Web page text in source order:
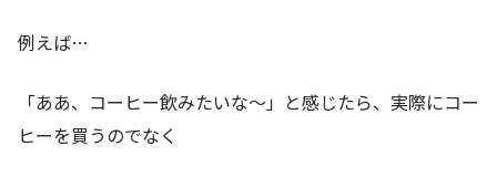
例えば…
「ああ、コーヒー飲みたいな～」と感じたら、実際にコー
ヒーを買うのでなく